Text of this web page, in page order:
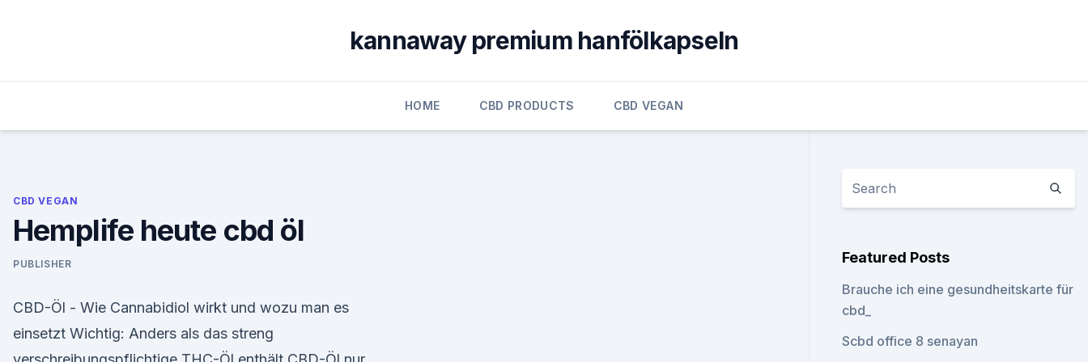
kannaway premium hanfölkapseln
HOME CBD PRODUCTS CBD VEGAN
CBD VEGAN
Hemplife heute cbd öl
PUBLISHER
CBD-Öl - Wie Cannabidiol wirkt und wozu man es
einsetzt Wichtig: Anders als das streng
Featured Posts
Brauche ich eine gesundheitskarte für
cbd_
Scbd office 8 senayan